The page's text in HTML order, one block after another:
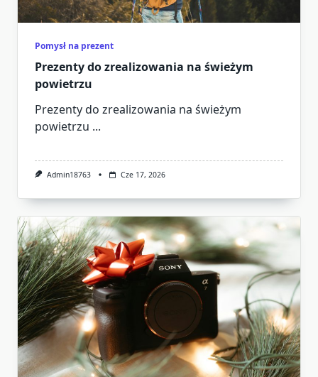
Pomysł na prezent
Prezenty do zrealizowania na świeżym
powietrzu
Prezenty do zrealizowania na świeżym
powietrzu ...
Admin18763 Cze 17, 2026